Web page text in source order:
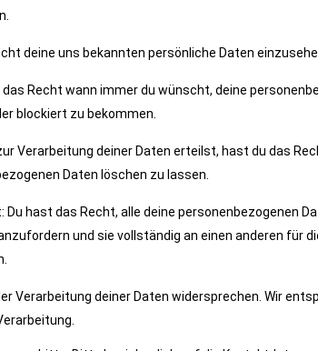
deine uns bekannten persönliche Daten
Recht wann immer du wünscht, deine
blockiert zu bekommen.
Verarbeitung deiner Daten erteilst, hast du das
Daten löschen zu lassen.
hast das Recht, alle deine personenbezogenen
und sie vollständig an einen anderen für
Verarbeitung deiner Daten widersprechen. Wir